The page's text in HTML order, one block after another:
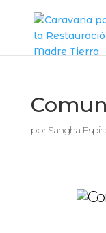
porSangha